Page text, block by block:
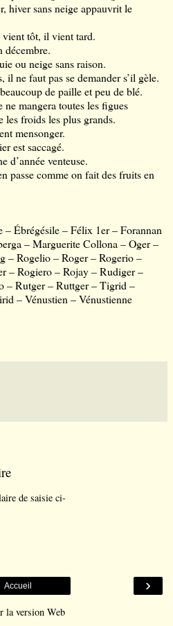
hiver sans neige appauvrit le
tôt, il vient tard.
décembre.
ou neige sans raison.
il ne faut pas se demander s’il gèle.
de paille et peu de blé.
mangera toutes les figues
les froids les plus grands.
mensonger.
est saccagé.
d’année venteuse.
passe comme on fait des fruits en
Ébrégésile – Félix 1er – Forannan
– Marguerite Collona – Oger –
– Rogelio – Roger – Rogerio –
– Rogiero – Rojay – Rudiger –
– Rutger – Ruttger – Tigrid –
– Vénustien – Vénustienne
de saisie ci-
›
Accueil
la version Web